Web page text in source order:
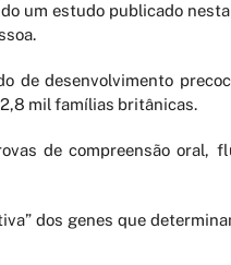
um estudo publicado
de desenvolvimento
2,8 mil famílias britânicas.
de compreensão oral,
dos genes que